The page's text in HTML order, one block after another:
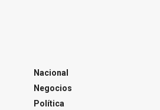
Nacional
Negocios
Política